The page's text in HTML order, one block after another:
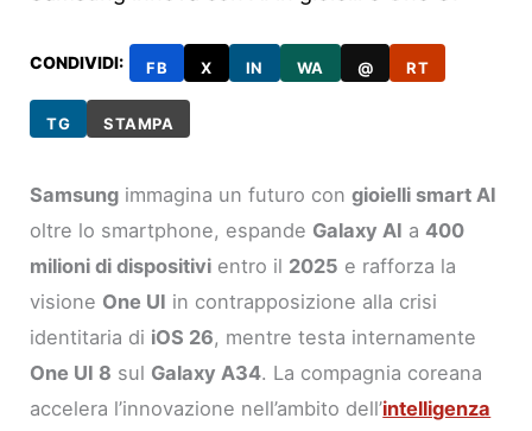
CONDIVIDI: FB X IN WA @ RT
TG STAMPA
Samsung immagina un futuro congioielli smart AI
oltre lo smartphone, espande Galaxy AI a400
milioni di dispositivi entro il 2025 e rafforza la
visione One UI in contrapposizione alla crisi
identitaria di iOS 26, mentre testa internamente
One UI 8 sul Galaxy A34. La compagnia coreana
accelera l’innovazione nell’ambito dell’intelligenza